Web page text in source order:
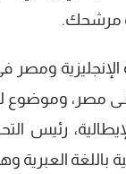
مرشحك.
ومصر
فـى مصر، وموضوع
رئيس
باللغة العبرية